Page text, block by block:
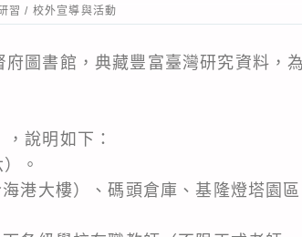
習 / 校外宣導與活動
圖書館，典藏豐富臺灣研究資料，
說明如下：
。
港大樓）、碼頭倉庫、基隆燈塔園